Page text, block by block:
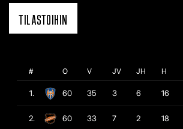
TILASTOIHIN
# O V JV JH H
1. 60 35 3 6 16
2. 60 33 7 2 18